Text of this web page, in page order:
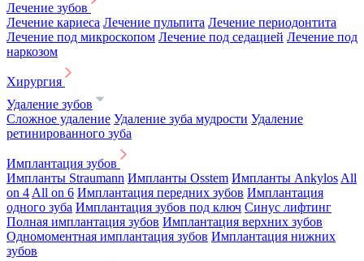
Лечение зубов
Лечение кариеса Лечение пульпита Лечение периодонтита
Лечение под микроскопом Лечение под седацией Лечение под
наркозом
Хирургия
Удаление зубов
Сложное удаление Удаление зуба мудрости Удаление
ретинированного зуба
Имплантация зубов
Импланты Straumann Импланты Osstem Импланты Ankylos All
on 4 All on 6 Имплантация передних зубов Имплантация
одного зуба Имплантация зубов под ключ Синус лифтинг
Полная имплантация зубов Имплантация верхних зубов
Одномоментная имплантация зубов Имплантация нижних
зубов